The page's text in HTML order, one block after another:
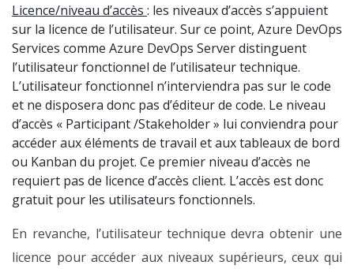
Licence/niveau d’accès : les niveaux d’accès s’appuient
sur la licence de l’utilisateur. Sur ce point, Azure DevOps
Services comme Azure DevOps Server distinguent
l’utilisateur fonctionnel de l’utilisateur technique.
L’utilisateur fonctionnel n’interviendra pas sur le code
et ne disposera donc pas d’éditeur de code. Le niveau
d’accès « Participant /Stakeholder » lui conviendra pour
accéder aux éléments de travail et aux tableaux de bord
ou Kanban du projet. Ce premier niveau d’accès ne
requiert pas de licence d’accès client. L’accès est donc
gratuit pour les utilisateurs fonctionnels.
En revanche, l’utilisateur technique devra obtenir une
licence pour accéder aux niveaux supérieurs, ceux qui